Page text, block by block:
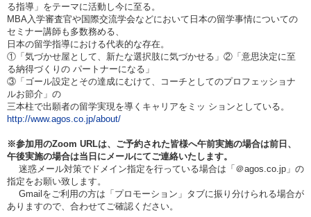
る指導」をテーマに活動し今に至る。
MBA入学審査官や国際交流学会などにおいて日本の留学事情についての
セミナー講師も多数務める、
日本の留学指導における代表的な存在。
① 「気づかせ屋として、新たな選択肢に気づかせる」②「意思決定に至
る納得づくりの パートナーになる」
③「ゴール設定とその達成にむけて、コーチとしてのプロフェッショナ
ルお節介」の
三本柱で出願者の留学実現を導く キャリアをミッ ションとしている。
http://www.agos.co.jp/about/
※参加用のZoom URLは、ご予約された皆様へ午前実施の場合は前日、
午後実施の場合は当日 にメールにてご連絡いたします。
迷惑メール対策でドメイン指定を行っている場合は「＠agos.co.jp」の
指定をお願い致します。
Gmailをご利用の方は「プロモーション」タブに振り分けられる場合が
ありますので、合わせてご確認ください。